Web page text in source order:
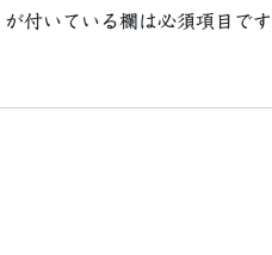
が付いている欄は必須項目です